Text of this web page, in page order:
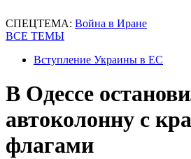
СПЕЦТЕМА: Война в Иране
ВСЕ ТЕМЫ
Вступление Украины в ЕС
В Одессе
автоколонну с
флагами